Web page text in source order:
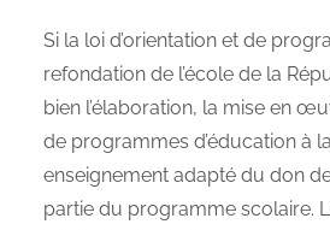
Si la loi d’orientation et de
refondation de l’école de la
bien l’élaboration, la mise en
de programmes d’éducation à
enseignement adapté du don
partie du programme scolaire.